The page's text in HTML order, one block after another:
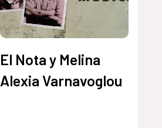
El Nota y Melina
Alexia Varnavoglou